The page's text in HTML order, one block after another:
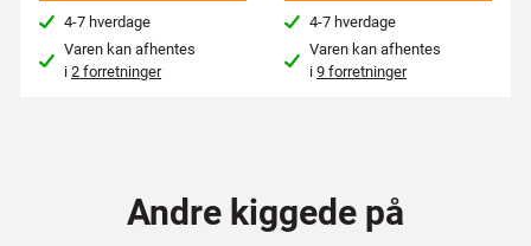
4-7 hverdage
Varen kan afhentes
i2 forretninger
4-7 hverdage
Varen kan afhentes
i9 forretninger
Andre kiggede på